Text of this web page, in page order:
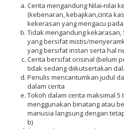
Cerita mengandung Nilai-nilai
(kebenaran, kebajikan,cinta
kekerasan yang mengacu
Tidak mengandung
yang bersifat mistis/
yang bersifat instan serta hal
Cerita bersifat orisinal (belum
tidak sedang diikutsertakan
Penulis mencantumkan judul
dalam cerita
Tokoh dalam cerita maksimal 5
menggunakan binatang atau
manusia langsung dengan
b)